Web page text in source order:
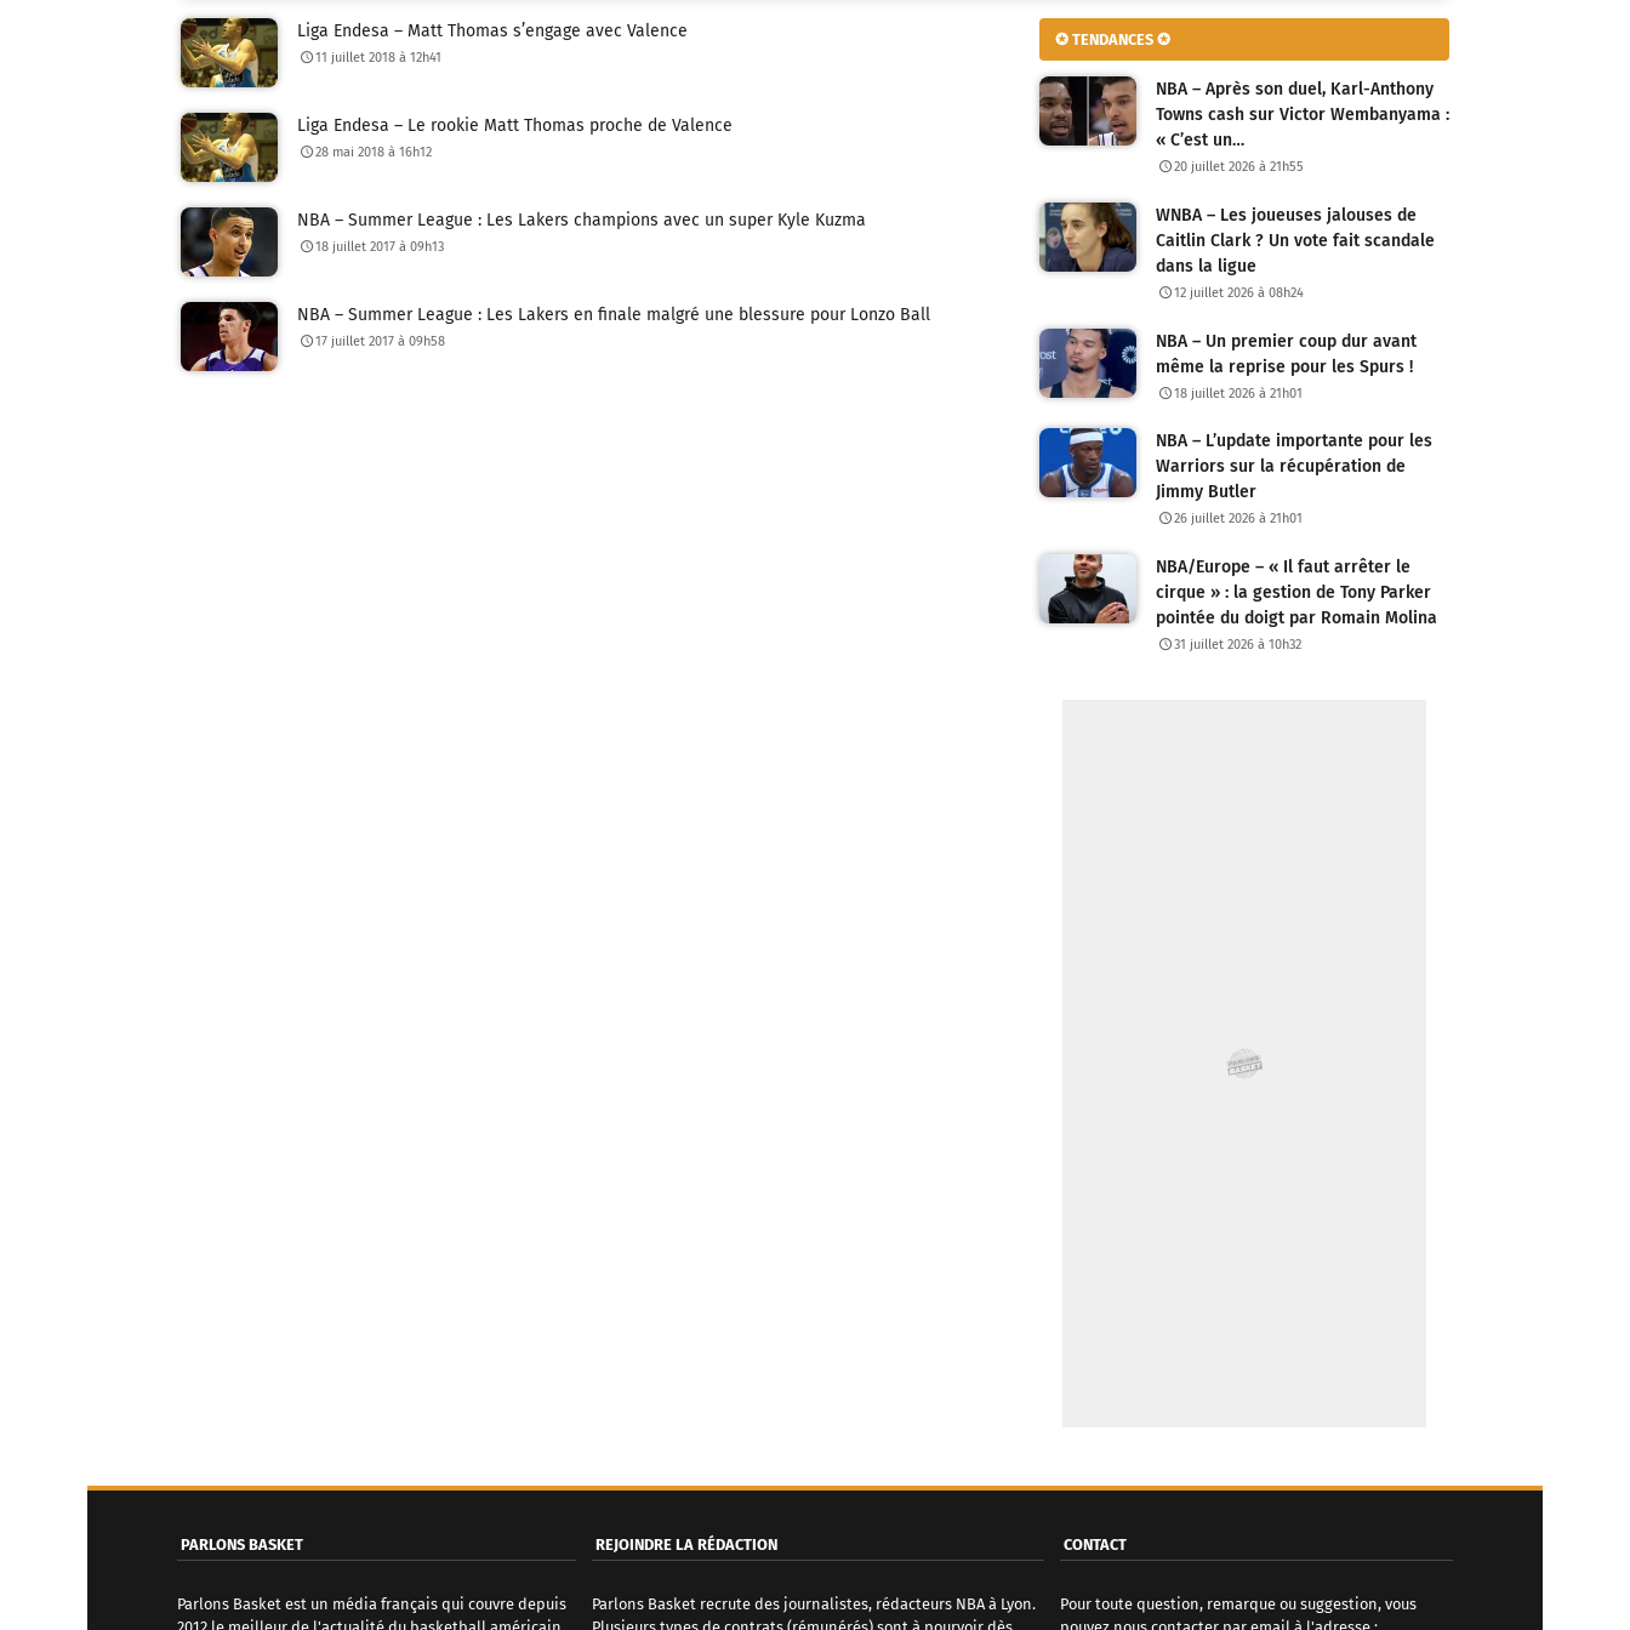
Liga Endesa – Matt Thomas s’engage avec Valence
11 juillet 2018 à 12h41
Liga Endesa – Le rookie Matt Thomas proche de Valence
28 mai 2018 à 16h12
NBA – Summer League : Les Lakers champions avec un super Kyle Kuzma
18 juillet 2017 à 09h13
NBA – Summer League : Les Lakers en finale malgré une blessure pour Lonzo Ball
17 juillet 2017 à 09h58
✪ TENDANCES ✪
NBA – Après son duel, Karl-Anthony
Towns cash sur Victor Wembanyama :
« C’est un…
20 juillet 2026 à 21h55
WNBA – Les joueuses jalouses de
Caitlin Clark ? Un vote fait scandale
dans la ligue
12 juillet 2026 à 08h24
NBA – Un premier coup dur avant
même la reprise pour les Spurs !
18 juillet 2026 à 21h01
NBA – L’update importante pour les
Warriors sur la récupération de
Jimmy Butler
26 juillet 2026 à 21h01
NBA/Europe – « Il faut arrêter le
cirque » : la gestion de Tony Parker
pointée du doigt par Romain Molina
31 juillet 2026 à 10h32
PARLONS BASKET
Parlons Basket est un média français qui couvre depuis
REJOINDRE LA RÉDACTION
Parlons Basket recrute des journalistes, rédacteurs NBA à Lyon.
CONTACT
Pour toute question, remarque ou suggestion, vous